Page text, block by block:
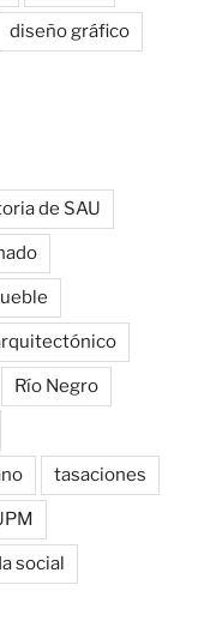
diseño gráfico
de SAU
Río Negro
tasaciones
social